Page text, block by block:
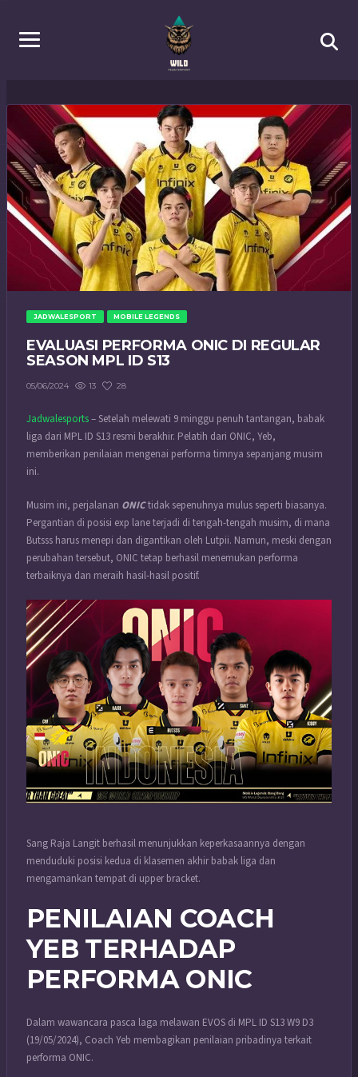
JADWALESPORT MOBILE LEGENDS
EVALUASI PERFORMA ONIC DI REGULAR
SEASON MPL ID S13
05/06/2024 13 28
Jadwalesports– Setelah melewati 9 minggu penuh tantangan, babak
liga dari MPL ID S13 resmi berakhir. Pelatih dari ONIC, Yeb,
memberikan penilaian mengenai performa timnya sepanjang musim
ini.
Musim ini, perjalanan ONICtidak sepenuhnya mulus seperti biasanya.
Pergantian di posisi exp lane terjadi di tengah-tengah musim, di mana
Butsss harus menepi dan digantikan oleh Lutpii. Namun, meski dengan
perubahan tersebut, ONIC tetap berhasil menemukan performa
terbaiknya dan meraih hasil-hasil positif.
Sang Raja Langit berhasil menunjukkan keperkasaannya dengan
menduduki posisi kedua di klasemen akhir babak liga dan
mengamankan tempat di upper bracket.
PENILAIAN COACH
YEB TERHADAP
PERFORMA ONIC
Dalam wawancara pasca laga melawan EVOS di MPL ID S13 W9 D3
(19/05/2024), Coach Yeb membagikan penilaian pribadinya terkait
performa ONIC.